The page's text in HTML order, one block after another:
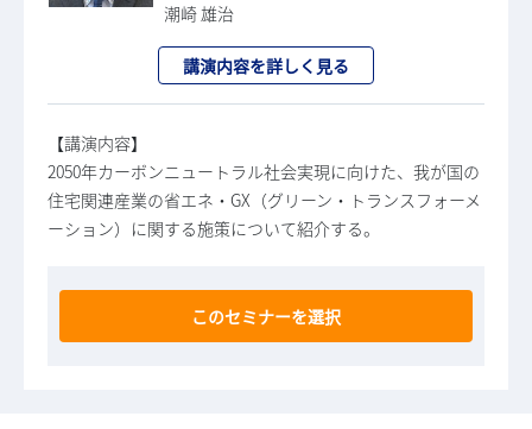
潮崎 雄治
講演内容を詳しく見る
【講演内容】
2050年カーボンニュートラル社会実現に向けた、我が国の
住宅関連産業の省エネ・GX（グリーン・トランスフォーメ
ーション）に関する施策について紹介する。
このセミナーを選択